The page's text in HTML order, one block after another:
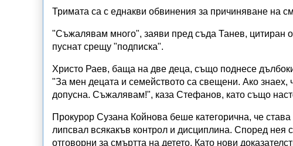
Тримата са с еднакви обвинения за причиняване на
"Съжалявам много", заяви пред съда Танев, цитиран
пуснат срещу "подписка".
Христо Раев, баща на две деца, също поднесе
"За мен децата и семейството са свещени. Ако
допусна. Съжалявам!", каза Стефанов, като също
Прокурор Сузана Койнова беше категорична, че
липсвал всякакъв контрол и дисциплина. Според нея
отговорни за смъртта на детето. Като нови